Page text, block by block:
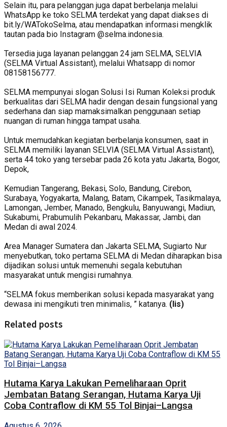
Selain itu, para pelanggan juga dapat berbelanja melalui
WhatsApp ke toko SELMA terdekat yang dapat diakses di
bit.ly/WATokoSelma, atau mendapatkan informasi mengklik
tautan pada bio Instagram @selma.indonesia.
Tersedia juga layanan pelanggan 24 jam SELMA, SELVIA
(SELMA Virtual Assistant), melalui Whatsapp di nomor
08158156777.
SELMA mempunyai slogan Solusi Isi Ruman Koleksi produk
berkualitas dari SELMA hadir dengan desain fungsional yang
sederhana dan siap mamaksimalkan penggunaan setiap
nuangan di ruman hingga tampat usaha.
Untuk memudahkan kegiatan berbelanja konsumen, saat in
SELMA memiliki layanan SELVIA (SELMA Virtual Assistant),
serta 44 toko yang tersebar pada 26 kota yatu Jakarta, Bogor,
Depok,
Kemudian Tangerang, Bekasi, Solo, Bandung, Cirebon,
Surabaya, Yogyakarta, Malang, Batam, Cikampek, Tasikmalaya,
Lamongan, Jember, Manado, Bengkulu, Banyuwangi, Madiun,
Sukabumi, Prabumulih Pekanbaru, Makassar, Jambi, dan
Medan di awal 2024.
Area Manager Sumatera dan Jakarta SELMA, Sugiarto Nur
menyebutkan, toko pertama SELMA di Medan diharapkan bisa
dijadikan solusi untuk memenuhi segala kebutuhan
masyarakat untuk mengisi rumahnya.
“SELMA fokus memberikan solusi kepada masyarakat yang
dewasa ini mengikuti tren minimalis, ” katanya. (lis)
Related posts
Hutama Karya Lakukan Pemeliharaan Oprit
Jembatan Batang Serangan, Hutama Karya Uji
Coba Contraflow di KM 55 Tol Binjai–Langsa